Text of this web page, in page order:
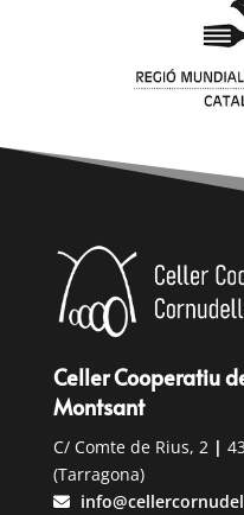
Celler Cooperatiu
Montsant
C/ Comte de Rius, 2 |
(Tarragona)